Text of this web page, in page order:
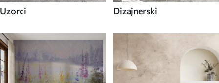
Uzorci Dizajnerski